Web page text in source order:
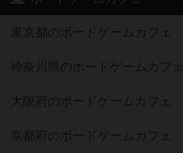
東京都のボードゲームカフェ
神奈川県のボードゲームカフェ
大阪府のボードゲームカフェ
京都府のボードゲームカフェ